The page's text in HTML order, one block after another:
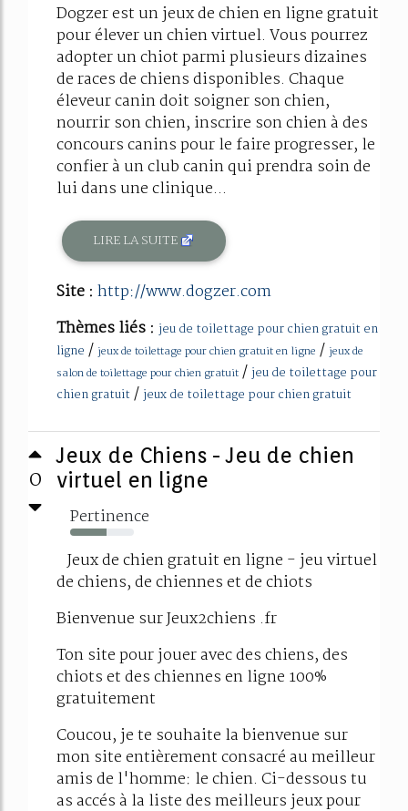
Dogzer est un jeux de chien en ligne gratuit
pour élever un chien virtuel. Vous pourrez
adopter un chiot parmi plusieurs dizaines
de races de chiens disponibles. Chaque
éleveur canin doit soigner son chien,
nourrir son chien, inscrire son chien à des
concours canins pour le faire progresser, le
confier à un club canin qui prendra soin de
lui dans une clinique...
LIRE LA SUITE
Site : http://www.dogzer.com
Thèmes liés : jeu de toilettage pour chien gratuit en
ligne / jeux de toilettage pour chien gratuit en ligne / jeux de
salon de toilettage pour chien gratuit /jeu de toilettage pour
chien gratuit /jeux de toilettage pour chien gratuit
0
Jeux de Chiens - Jeu de chien
virtuel en ligne
Pertinence
57%
Jeux de chien gratuit en ligne - jeu virtuel
de chiens, de chiennes et de chiots
Bienvenue sur Jeux2chiens .fr
Ton site pour jouer avec des chiens, des
chiots et des chiennes en ligne 100%
gratuitement
Coucou, je te souhaite la bienvenue sur
mon site entièrement consacré au meilleur
amis de l'homme: le chien. Ci-dessous tu
as accés à la liste des meilleurs jeux pour